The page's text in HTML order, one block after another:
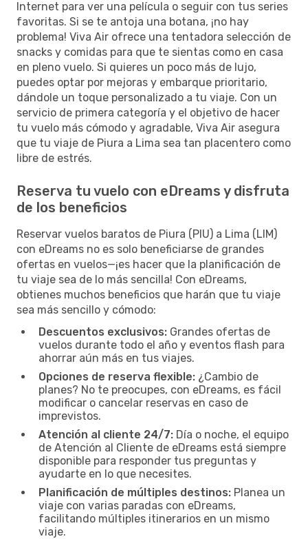
Internet para ver una película o seguir con tus series
favoritas. Si se te antoja una botana, ¡no hay
problema! Viva Air ofrece una tentadora selección de
snacks y comidas para que te sientas como en casa
en pleno vuelo. Si quieres un poco más de lujo,
puedes optar por mejoras y embarque prioritario,
dándole un toque personalizado a tu viaje. Con un
servicio de primera categoría y el objetivo de hacer
tu vuelo más cómodo y agradable, Viva Air asegura
que tu viaje de Piura a Lima sea tan placentero como
libre de estrés.
Reserva tu vuelo con eDreams y disfruta
de los beneficios
Reservar vuelos baratos de Piura (PIU) a Lima (LIM)
con eDreams no es solo beneficiarse de grandes
ofertas en vuelos—¡es hacer que la planificación de
tu viaje sea de lo más sencilla! Con eDreams,
obtienes muchos beneficios que harán que tu viaje
sea más sencillo y cómodo:
Descuentos exclusivos: Grandes ofertas de
vuelos durante todo el año y eventos flash para
ahorrar aún más en tus viajes.
Opciones de reserva flexible: ¿Cambio de
planes? No te preocupes, con eDreams, es fácil
modificar o cancelar reservas en caso de
imprevistos.
Atención al cliente 24/7: Día o noche, el equipo
de Atención al Cliente de eDreams está siempre
disponible para responder tus preguntas y
ayudarte en lo que necesites.
Planificación de múltiples destinos: Planea un
viaje con varias paradas con eDreams,
facilitando múltiples itinerarios en un mismo
viaje.